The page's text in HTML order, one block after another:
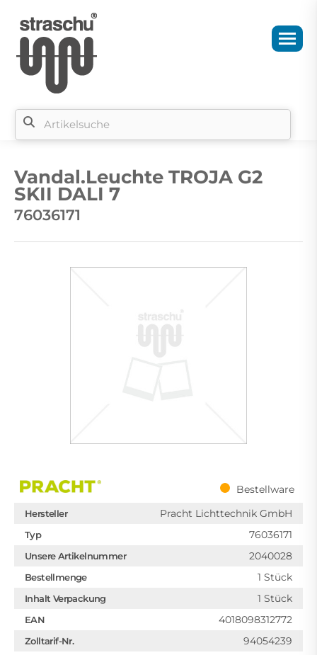
Vandal.Leuchte TROJA G2
SKII DALI 7
76036171
Bestellware
Hersteller Pracht Lichttechnik GmbH
Typ 76036171
Unsere Artikelnummer 2040028
Bestellmenge 1 Stück
Inhalt Verpackung 1 Stück
EAN 4018098312772
Zolltarif-Nr. 94054239